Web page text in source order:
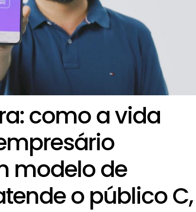
como a vida
modelo de
o público C,